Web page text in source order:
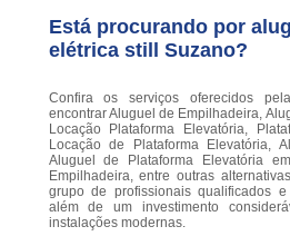
Está procurando por
elétrica still Suzano?
Confira os serviços oferecidos
encontrar Aluguel de Empilhadeira,
Locação Plataforma Elevatória,
Locação de Plataforma Elevatória,
Aluguel de Plataforma Elevatória
Empilhadeira, entre outras
grupo de profissionais qualificados
além de um investimento
instalações modernas.